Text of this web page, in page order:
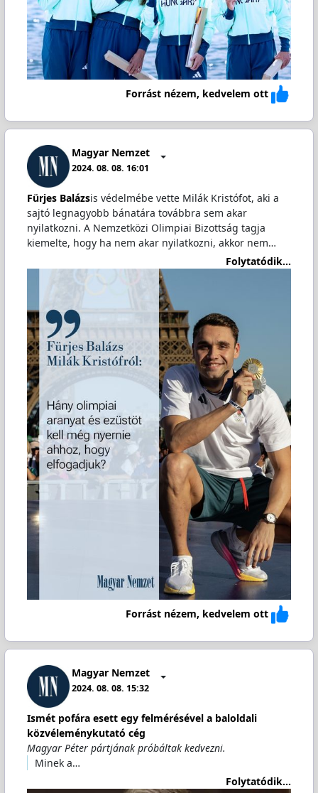
Forrást nézem, kedvelem ott
Magyar Nemzet
2024. 08. 08. 16:01
Fürjes Balázsis védelmébe vette Milák Kristófot, aki a
sajtó legnagyobb bánatára továbbra sem akar
nyilatkozni. A Nemzetközi Olimpiai Bizottság tagja
kiemelte, hogy ha nem akar nyilatkozni, akkor nem…
Folytatódik...
Forrást nézem, kedvelem ott
Magyar Nemzet
2024. 08. 08. 15:32
Ismét pofára esett egy felmérésével a baloldali
közvéleménykutató cég
Magyar Péter pártjának próbáltak kedvezni.
Minek a…
Folytatódik...